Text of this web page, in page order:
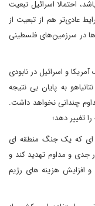
احتمالا اسرائیل تبعیت
عادی‌تر هم از تبعیت از
در سرزمین‌های فلسطینی
و اسرائیل در نابودی
به پایان بی نتیجه
چندانی نخواهد داشت.
تغییر دهد؛
ای که یک جنگ منطقه ای
جدی و مداوم تهدید کند و
و افزایش هزینه های رژیم